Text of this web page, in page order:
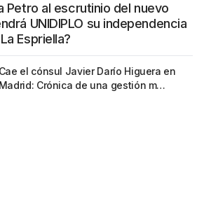
Petro al escrutinio del nuevo
UNIDIPLO su independencia
Espriella?
Cae el cónsul Javier Darío Higuera en
Madrid: Crónica de una gestión m…